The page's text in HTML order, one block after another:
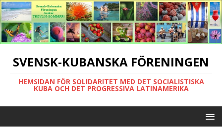
SVENSK-KUBANSKA FÖRENINGEN
HEMSIDAN FÖR SOLIDARITET MED DET SOCIALISTISKA
KUBA OCH DET PROGRESSIVA LATINAMERIKA